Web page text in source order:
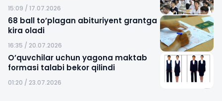
15:09 / 17.07.2026
68 ball to’plagan abituriyent grantga
kira oladi
16:35 / 20.07.2026
O’quvchilar uchun yagona maktab
formasi talabi bekor qilindi
01:20 / 23.07.2026